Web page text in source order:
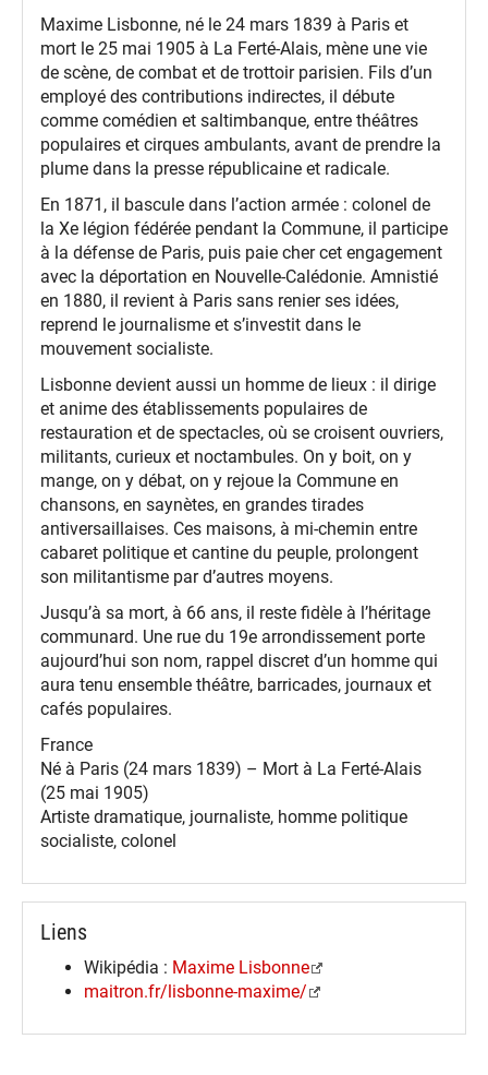
Maxime Lisbonne, né le 24 mars 1839 à Paris et
mort le 25 mai 1905 à La Ferté-Alais, mène une vie
de scène, de combat et de trottoir parisien. Fils d’un
employé des contributions indirectes, il débute
comme comédien et saltimbanque, entre théâtres
populaires et cirques ambulants, avant de prendre la
plume dans la presse républicaine et radicale.
En 1871, il bascule dans l’action armée : colonel de
la Xe légion fédérée pendant la Commune, il participe
à la défense de Paris, puis paie cher cet engagement
avec la déportation en Nouvelle-Calédonie. Amnistié
en 1880, il revient à Paris sans renier ses idées,
reprend le journalisme et s’investit dans le
mouvement socialiste.
Lisbonne devient aussi un homme de lieux : il dirige
et anime des établissements populaires de
restauration et de spectacles, où se croisent ouvriers,
militants, curieux et noctambules. On y boit, on y
mange, on y débat, on y rejoue la Commune en
chansons, en saynètes, en grandes tirades
antiversaillaises. Ces maisons, à mi-chemin entre
cabaret politique et cantine du peuple, prolongent
son militantisme par d’autres moyens.
Jusqu’à sa mort, à 66 ans, il reste fidèle à l’héritage
communard. Une rue du 19e arrondissement porte
aujourd’hui son nom, rappel discret d’un homme qui
aura tenu ensemble théâtre, barricades, journaux et
cafés populaires.
France
Né à Paris (24 mars 1839) – Mort à La Ferté-Alais
(25 mai 1905)
Artiste dramatique, journaliste, homme politique
socialiste, colonel
Liens
Wikipédia : Maxime Lisbonne
maitron.fr/lisbonne-maxime/